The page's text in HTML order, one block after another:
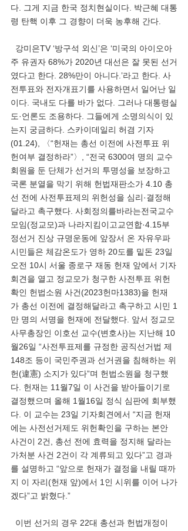
다. 그게 지금 한국 정치현실이다. 박근혜 대통
령 탄핵 이후 그 경향이 더욱 농후해 간다.
주 유권자 68%가 2020년 대선은 잘 못된 선거
였다고 한다. 28%만이 아니다.’라고 한다. 사
전투표와 전자개표기를 사용하면서 일어난 일
이다. 국내도 다를 바가 없다. 그러나 대통령실
도·언론도 조용하다. 그들에게 소명의식이 있
는지 궁금하다. 스카이데일리 허겸 기자
(01.24), 〈“헌재는 총선 이전에 사전투표 위
헌여부 결정하라”〉, “전국 6300여 명의 교수
회원을 둔 단체가 선거의 투명성을 보장하고
국론 분열을 막기 위해 헌법재판소가 4.10 총
선 전에 사전투표제의 위헌성을 심리·결정해
달라고 촉구했다. 사회정의를바라는전국교수
모임(정교모)과 나라지킴이고교연합·4.15부
정선거 진상 규명운동에 앞장서 온 자유우파
시민들은 체감온도가 영하 20도를 밑돈 23일
오전 10시 서울 종로구 재동 헌재 앞에서 기자
회견을 열고 정교모가 청구한 사전투표 위헌
확인 헌법소원 사건(2023헌마1383)을 헌재
가 총선 이전에 결정해달라고 촉구하고 시민 1
만 명의 서명을 헌재에 전달했다. 앞서 정교모
사무총장인 이호선 교수(변호사)는 지난해 10
월26일 “사전투표제를 규정한 공직선거법 제
148조 등이 국민주권과 선거권을 침해하는 위
헌(違憲) 소지가 있다”며 헌법소원을 청구했
다. 헌재는 11월7일 이 사건을 받아들이기로
결정했으며 올해 1월16일 정식 심판에 회부했
다. 이 교수는 23일 기자회견에서 “지금 헌재
에는 사전선거제도 위헌확인을 구하는 본안
사건이 2건, 총선 전에 효력을 정지해 달라는
가처분 사건 2건이 각 계류되고 있다”고 경과
를 설명하고 “앞으로 헌재가 결정을 내릴 때까
지 이 자리(헌재 앞)에서 1인 시위를 이어 나가
겠다”고 밝혔다.”